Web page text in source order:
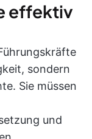
effektiv
sondern
Sie müssen
und